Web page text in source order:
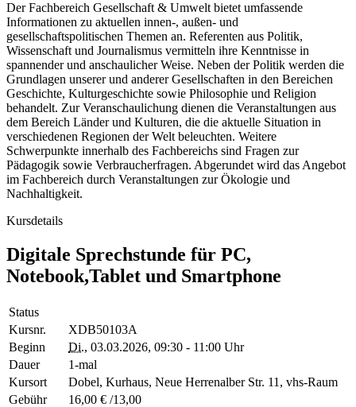
Der Fachbereich Gesellschaft & Umwelt bietet umfassende
Informationen zu aktuellen innen-, außen- und
gesellschaftspolitischen Themen an. Referenten aus Politik,
Wissenschaft und Journalismus vermitteln ihre Kenntnisse in
spannender und anschaulicher Weise. Neben der Politik werden die
Grundlagen unserer und anderer Gesellschaften in den Bereichen
Geschichte, Kulturgeschichte sowie Philosophie und Religion
behandelt. Zur Veranschaulichung dienen die Veranstaltungen aus
dem Bereich Länder und Kulturen, die die aktuelle Situation in
verschiedenen Regionen der Welt beleuchten. Weitere
Schwerpunkte innerhalb des Fachbereichs sind Fragen zur
Pädagogik sowie Verbraucherfragen. Abgerundet wird das Angebot
im Fachbereich durch Veranstaltungen zur Ökologie und
Nachhaltigkeit.
Kursdetails
Digitale Sprechstunde für PC,
Notebook,Tablet und Smartphone
Status
Kursnr.
XDB50103A
Beginn
Di., 03.03.2026, 09:30 - 11:00 Uhr
Dauer
1-mal
Kursort
Dobel, Kurhaus, Neue Herrenalber Str. 11, vhs-Raum
Gebühr
16,00 € /13,00